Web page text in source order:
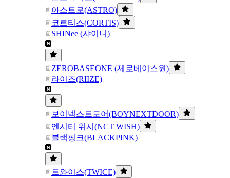
아스트로(ASTRO)
코르티스(CORTIS)
SHINee (샤이니)
ZEROBASEONE (제로베이스원)
라이즈(RIIZE)
보이넥스트도어(BOYNEXTDOOR)
엔시티 위시(NCT WISH)
블랙핑크(BLACKPINK)
트와이스(TWICE)